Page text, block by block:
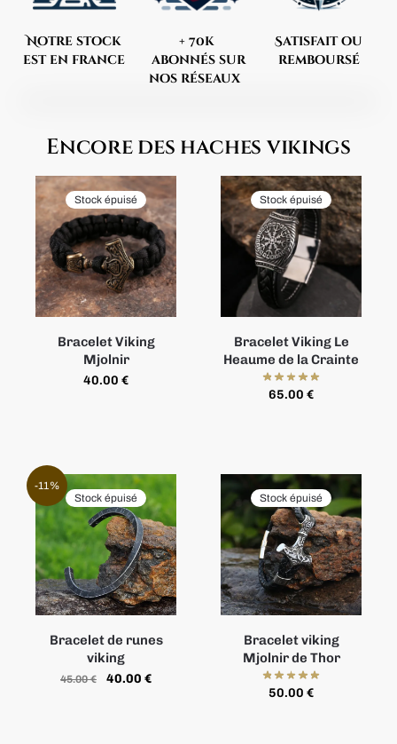
Notre stock
est en france
+ 70k
abonnés sur
nos réseaux
Satisfait ou
remboursé
Encore des haches vikings
Stock épuisé
Bracelet Viking
Mjolnir
40.00 €
Stock épuisé
Bracelet Viking Le
Heaume de la Crainte
65.00 €
-11%
Stock épuisé
Bracelet de runes
viking
45.00€ 40.00 €
Stock épuisé
Bracelet viking
Mjolnir de Thor
50.00 €